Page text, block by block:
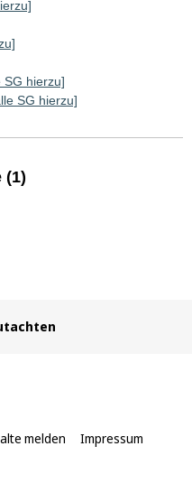
SG hierzu]
SG hierzu]
(1)
melden Impressum